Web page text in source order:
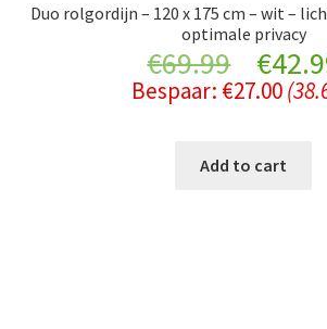
Duo rolgordijn – 120 x 175 cm – wit –
optimale privacy
€69.99
price
was:
€
Bespaar: €27.00
Add to cart